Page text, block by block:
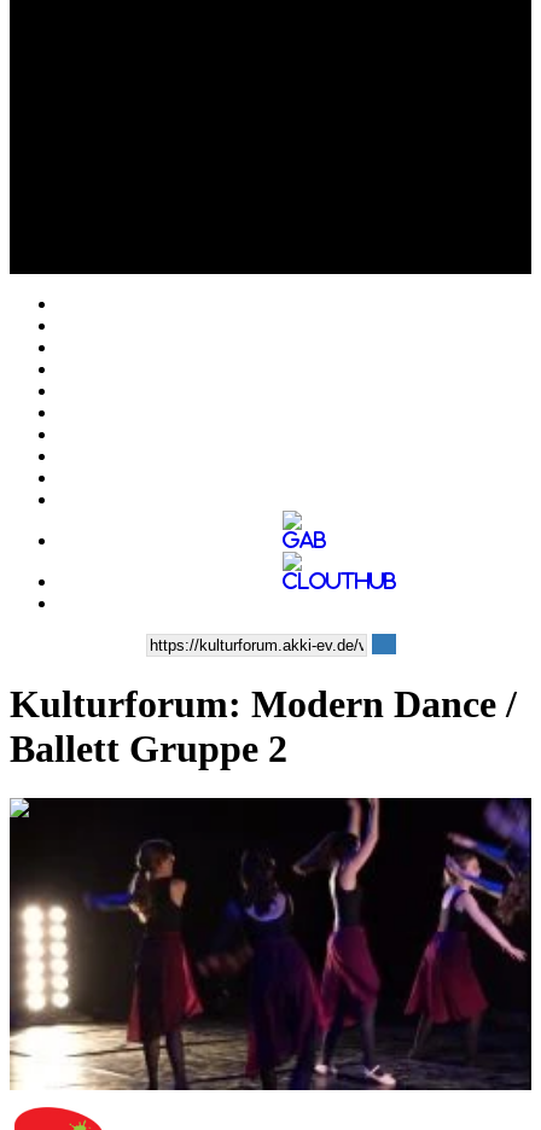
Kulturforum: Modern Dance /
Ballett Gruppe 2
0:06:06